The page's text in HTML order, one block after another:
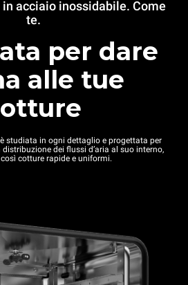
acciaio inossidabile. Come
te.
per dare
alle tue
studiata in ogni dettaglio e progettata per
dei flussi d’aria al suo interno,
cotture rapide e uniformi.